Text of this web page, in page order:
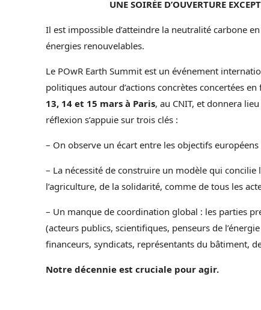
UNE SOIRÉE D’OUVERTURE
Il est impossible d’atteindre la neutralité carbone
énergies renouvelables.
Le POwR Earth Summit est un événement
politiques autour d’actions concrètes concertées
13, 14 et 15 mars à Paris, au CNIT, et donnera
réflexion s’appuie sur trois clés :
– On observe un écart entre les objectifs
– La nécessité de construire un modèle qui
l’agriculture, de la solidarité, comme de tous les
– Un manque de coordination global : les parties
(acteurs publics, scientifiques, penseurs de
financeurs, syndicats, représentants du bâtiment,
Notre décennie est cruciale pour agir.